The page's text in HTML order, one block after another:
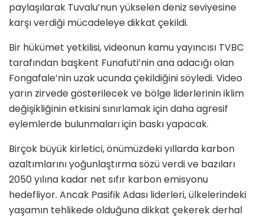
paylaşılarak Tuvalu’nun yükselen deniz seviyesine
karşı verdiği mücadeleye dikkat çekildi.
Bir hükümet yetkilisi, videonun kamu yayıncısı TVBC
tarafından başkent Funafuti’nin ana adacığı olan
Fongafale’nin uzak ucunda çekildiğini söyledi. Video
yarın zirvede gösterilecek ve bölge liderlerinin iklim
değişikliğinin etkisini sınırlamak için daha agresif
eylemlerde bulunmaları için baskı yapacak.
Birçok büyük kirletici, önümüzdeki yıllarda karbon
azaltımlarını yoğunlaştırma sözü verdi ve bazıları
2050 yılına kadar net sıfır karbon emisyonu
hedefliyor. Ancak Pasifik Adası liderleri, ülkelerindeki
yaşamın tehlikede olduğuna dikkat çekerek derhal